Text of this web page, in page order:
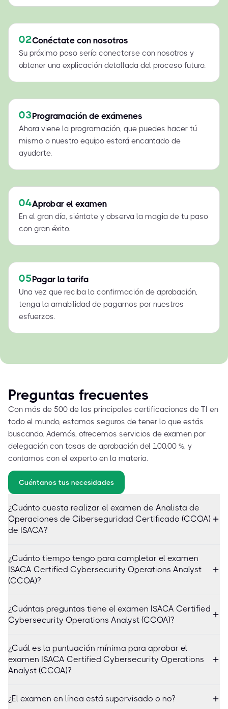
02Conéctate con nosotros
Su próximo paso sería conectarse con nosotros y
obtener una explicación detallada del proceso futuro.
03Programación de exámenes
Ahora viene la programación, que puedes hacer tú
mismo o nuestro equipo estará encantado de
ayudarte.
04Aprobar el examen
En el gran día, siéntate y observa la magia de tu paso
con gran éxito.
05Pagar la tarifa
Una vez que reciba la confirmación de aprobación,
tenga la amabilidad de pagarnos por nuestros
esfuerzos.
Preguntas frecuentes
Con más de 500 de las principales certificaciones de TI en
todo el mundo, estamos seguros de tener lo que estás
buscando. Además, ofrecemos servicios de examen por
delegación con tasas de aprobación del 100,00 %, y
contamos con el experto en la materia.
Cuéntanos tus necesidades
¿Cuánto cuesta realizar el examen de Analista de
Operaciones de Ciberseguridad Certificado (CCOA)
de ISACA?
¿Cuánto tiempo tengo para completar el examen
ISACA Certified Cybersecurity Operations Analyst
(CCOA)?
¿Cuántas preguntas tiene el examen ISACA Certified
Cybersecurity Operations Analyst (CCOA)?
¿Cuál es la puntuación mínima para aprobar el
examen ISACA Certified Cybersecurity Operations
Analyst (CCOA)?
¿El examen en línea está supervisado o no?